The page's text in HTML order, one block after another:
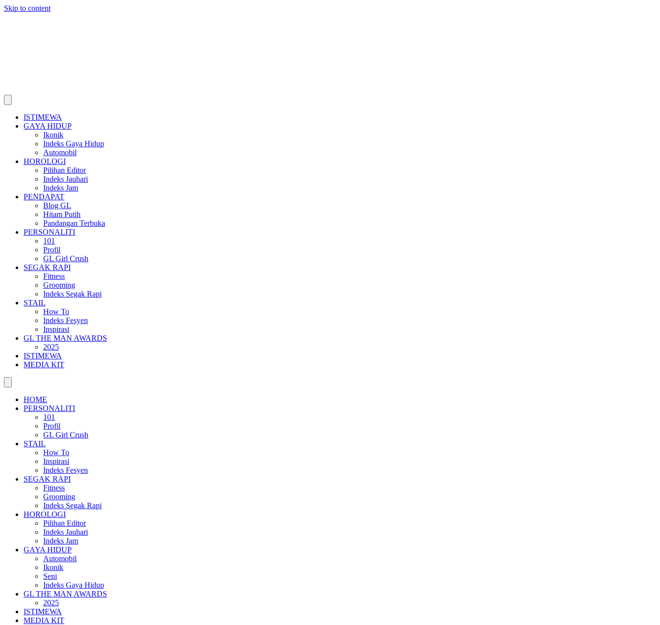
Skip to content
ISTIMEWA
GAYA HIDUP
Ikonik
Indeks Gaya Hidup
Automobil
HOROLOGI
Pilihan Editor
Indeks Jauhari
Indeks Jam
PENDAPAT
Blog GL
Hitam Putih
Pandangan Terbuka
PERSONALITI
101
Profil
GL Girl Crush
SEGAK RAPI
Fitness
Grooming
Indeks Segak Rapi
STAIL
How To
Indeks Fesyen
Inspirasi
GL THE MAN AWARDS
2025
ISTIMEWA
MEDIA KIT
HOME
PERSONALITI
101
Profil
GL Girl Crush
STAIL
How To
Inspirasi
Indeks Fesyen
SEGAK RAPI
Fitness
Grooming
Indeks Segak Rapi
HOROLOGI
Pilihan Editor
Indeks Jauhari
Indeks Jam
GAYA HIDUP
Automobil
Ikonik
Seni
Indeks Gaya Hidup
GL THE MAN AWARDS
2025
ISTIMEWA
MEDIA KIT